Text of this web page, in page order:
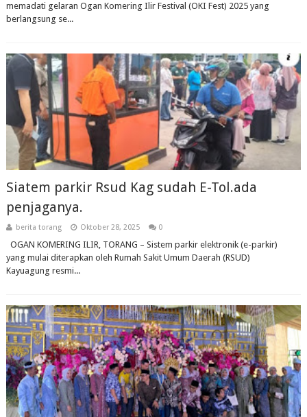
memadati gelaran Ogan Komering Ilir Festival (OKI Fest) 2025 yang
berlangsung se...
Siatem parkir Rsud Kag sudah E-Tol.ada
penjaganya.
berita torang Oktober 28, 2025 0
OGAN KOMERING ILIR, TORANG – Sistem parkir elektronik (e-parkir)
yang mulai diterapkan oleh Rumah Sakit Umum Daerah (RSUD)
Kayuagung resmi...